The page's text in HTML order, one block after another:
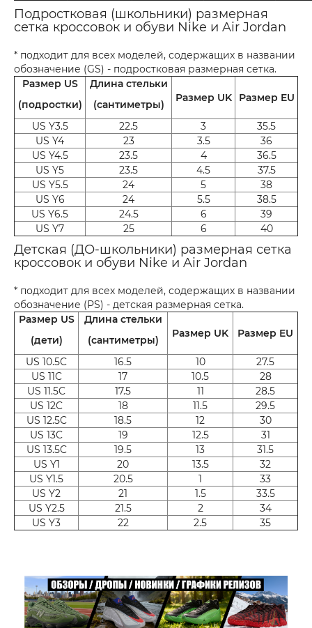
Подростковая (школьники) размерная
сетка кроссовок и обуви Nike и Air Jordan
* подходит для всех моделей, содержащих в названии
обозначение (GS) - подростковая размерная сетка.
Размер US
(подростки)
Длина стельки
(сантиметры)
Размер UK Размер EU
US Y3.5 22.5 3
35.5
US Y4
23 3.5
36
US Y4.5
23.5 4
36.5
US Y5
23.5 4.5
37.5
US Y5.5
24 5
38
US Y6
24 5.5
38.5
US Y6.5
24.5 6
39
US Y7
25 6 40
Детская (ДО-школьники) размерная сетка
кроссовок и обуви Nike и Air Jordan
* подходит для всех моделей, содержащих в названии
обозначение (PS) - детская размерная сетка.
Размер US
(дети)
Длина стельки
(сантиметры)
Размер UK Размер EU
US 10.5C 16.5 10
27.5
US 11C
17 10.5
28
US 11.5C
17.5 11
28.5
US 12C
18 11.5
29.5
US 12.5C
18.5 12
30
US 13C
19 12.5
31
US 13.5C
19.5 13
31.5
US Y1
20 13.5
32
US Y1.5
20.5 1
33
US Y2
21 1.5
33.5
US Y2.5
21.5 2
34
US Y3
22 2.5 35